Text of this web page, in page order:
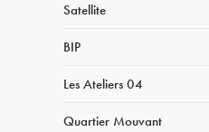
Satellite
BIP
Les Ateliers 04
Quartier Mouvant